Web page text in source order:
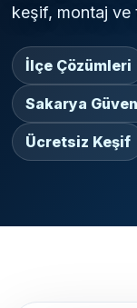
keşif, montaj ve
İlçe Çözümleri
Sakarya
Ücretsiz Keşif